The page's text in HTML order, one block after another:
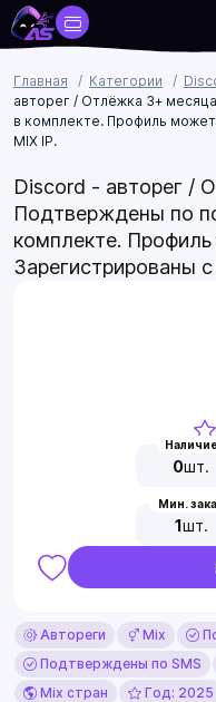
Главная Категории
авторег / Отлёжка 3+
в комплекте. Профиль
MIX IP.
Discord - авторег /
Подтверждены по
комплекте.
Зарегистрированы
Наличие
0шт.
Мин.
1шт.
Автореги Mix
Подтверждены по SMS
Mix стран
Год: 2025